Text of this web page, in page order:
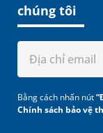
chúng tôi
Bằng cách nhấn nút
Chính sách bảo vệ